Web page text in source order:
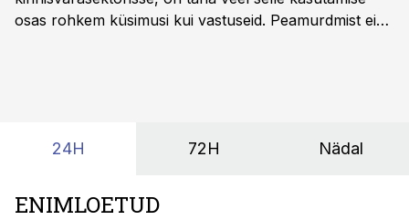
osas rohkem küsimusi kui vastuseid. Peamurdmist ei
24H 72H Nädal
ENIMLOETUD